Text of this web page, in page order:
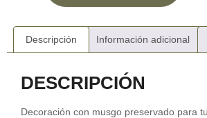
Descripción Información adicional
DESCRIPCIÓN
Decoración con musgo preservado para